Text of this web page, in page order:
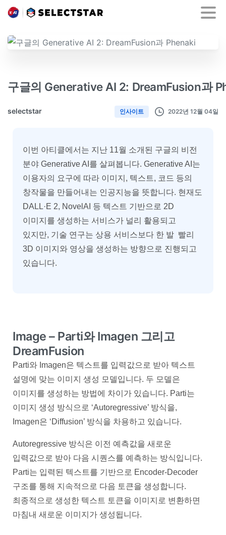
구글의 Generative AI 2: DreamFusion과
selectstar 인사이트 2022년 12월 04일
이번 아티클에서는 지난 11월 소개된 구글의 비전
분야 Generative AI를 살펴봅니다. Generative AI는
이용자의 요구에 따라 이미지, 텍스트, 코드 등의
창작물을 만들어내는 인공지능을 뜻합니다. 현재도
DALL·E 2, NovelAI 등 텍스트 기반으로 2D
이미지를 생성하는 서비스가 널리 활용되고
있지만, 기술 연구는 상용 서비스보다 한 발 빨리
3D 이미지와 영상을 생성하는 방향으로 진행되고
있습니다.
Image – Parti와 Imagen 그리고
DreamFusion
Parti와 Imagen은 텍스트를 입력값으로 받아 텍스트
설명에 맞는 이미지 생성 모델입니다. 두 모델은
이미지를 생성하는 방법에 차이가 있습니다. Parti는
이미지 생성 방식으로 ‘Autoregressive’ 방식을,
Imagen은 ‘Diffusion’ 방식을 차용하고 있습니다.
Autoregressive 방식은 이전 예측값을 새로운
입력값으로 받아 다음 시퀀스를 예측하는 방식입니다.
Parti는 입력된 텍스트를 기반으로 Encoder-Decoder
구조를 통해 지속적으로 다음 토큰을 생성합니다.
최종적으로 생성한 텍스트 토큰을 이미지로 변환하면
마침내 새로운 이미지가 생성됩니다.